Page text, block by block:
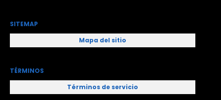
SITEMAP
Mapa del sitio
TÉRMINOS
Términos de servicio